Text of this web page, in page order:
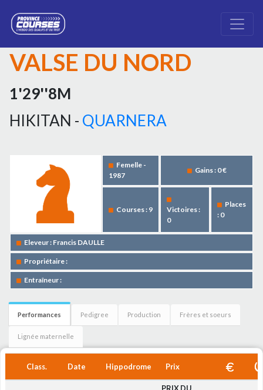
VALSE DU NORD
1'29''8M
HIKITAN - QUARNERA
Femelle -
1987
Gains : 0 €
Courses : 9
Victoires :
0
Places
: 0
Eleveur : Francis DAULLE
Propriétaire :
Entraîneur :
Performances Pedigree Production Frères et soeurs
Lignée maternelle
Class. Date Hippodrome Prix